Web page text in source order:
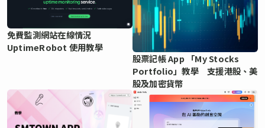
免費監測網站在線情況
UptimeRobot 使用教學
股票記帳 App 「My Stocks
Portfolio」教學 支援港股、美
股及加密貨幣